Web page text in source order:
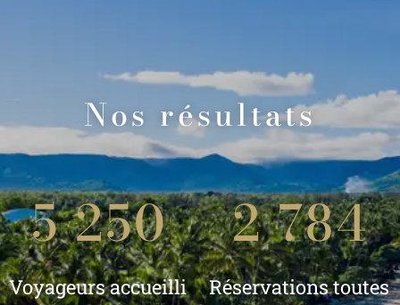
Nos résultats
Voyageurs accueilli
5 250
Réservations toutes
2 784